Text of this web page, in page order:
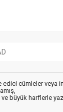
cümleler veya
büyük harflerle